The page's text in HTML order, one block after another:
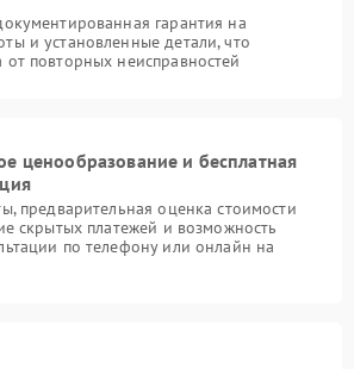
гарантия на
и установленные детали, что
повторных неисправностей
ценообразование и бесплатная
предварительная оценка стоимости
скрытых платежей и возможность
по телефону или онлайн на